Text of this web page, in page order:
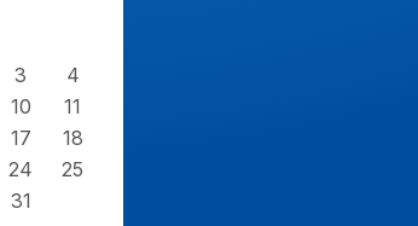
3
4
10
11
17
18
24
25
31